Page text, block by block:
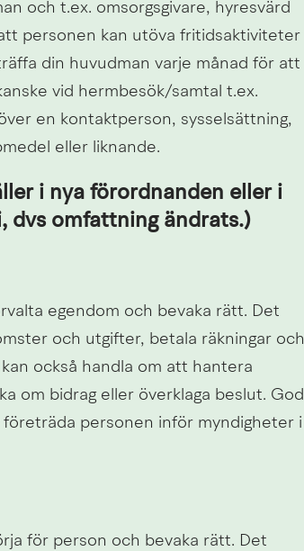
och t.ex. omsorgsgivare, hyresvärd
personen kan utöva fritidsaktiviteter
din huvudman varje månad för att
vid hermbesök/samtal t.ex.
en kontaktperson, sysselsättning,
eller liknande.
i nya förordnanden eller i
dvs omfattning ändrats.)
egendom och bevaka rätt. Det
och utgifter, betala räkningar och
också handla om att hantera
om bidrag eller överklaga beslut. God
personen inför myndigheter i
för person och bevaka rätt. Det